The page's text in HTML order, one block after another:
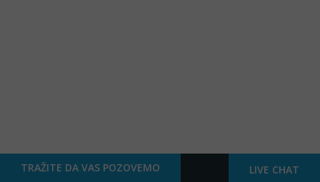
TRAŽITE DA VAS POZOVEMO LIVE CHAT